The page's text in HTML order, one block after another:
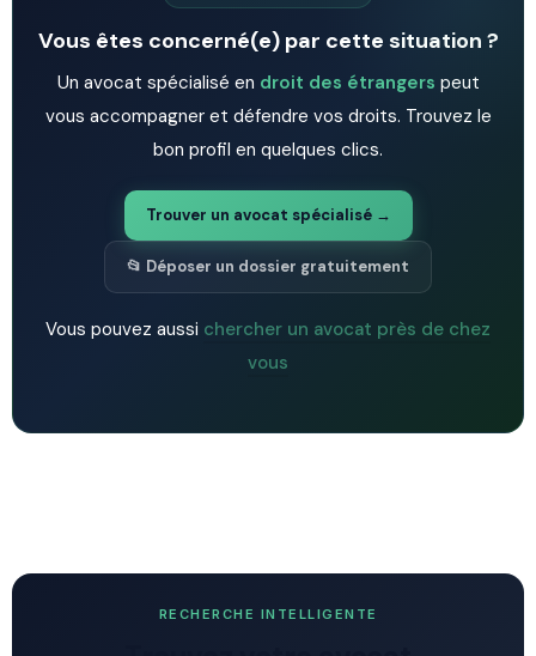
Vous êtes concerné(e) par cette situation ?
Un avocat spécialisé en droit des étrangers peut
vous accompagner et défendre vos droits. Trouvez le
bon profil en quelques clics.
Trouver un avocat spécialisé →
📂 Déposer un dossier gratuitement
Vous pouvez aussi chercher un avocat près de chez
vous
RECHERCHE INTELLIGENTE